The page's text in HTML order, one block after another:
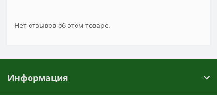
Нет отзывов об этом товаре.
Информация